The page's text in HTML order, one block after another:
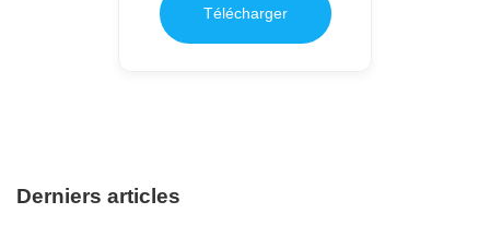
Télécharger
Derniers articles